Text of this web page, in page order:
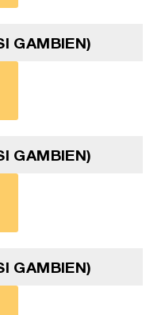
GAMBIEN)
GAMBIEN)
GAMBIEN)